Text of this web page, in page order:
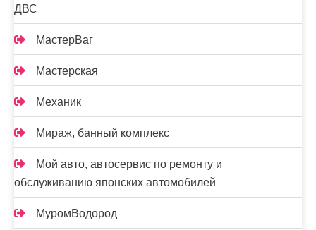
ДВС
МастерВаг
Мастерская
Механик
Мираж, банный комплекс
Мой авто, автосервис по ремонту и
обслуживанию японских автомобилей
МуромВодород